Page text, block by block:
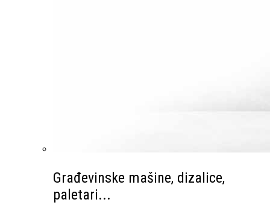
Građevinske mašine, dizalice,
paletari...